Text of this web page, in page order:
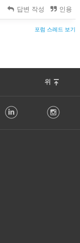
답변 작성 인용
포럼 스레드 보기
위
LinkedIn